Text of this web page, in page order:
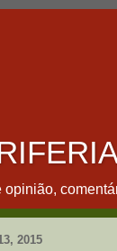
2015